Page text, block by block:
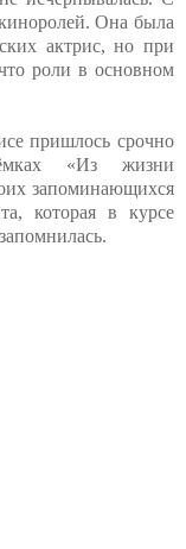
Она была
актрис, но при
роли в основном
пришлось срочно
«Из жизни
запоминающихся
которая в курсе